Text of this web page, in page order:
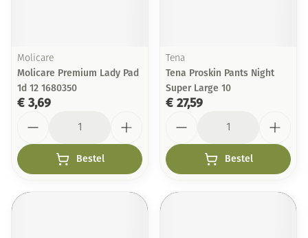
Molicare
Molicare Premium Lady Pad
1d 12 1680350
€ 3,69
Bestel
Tena
Tena Proskin Pants Night
Super Large 10
€ 27,59
Bestel